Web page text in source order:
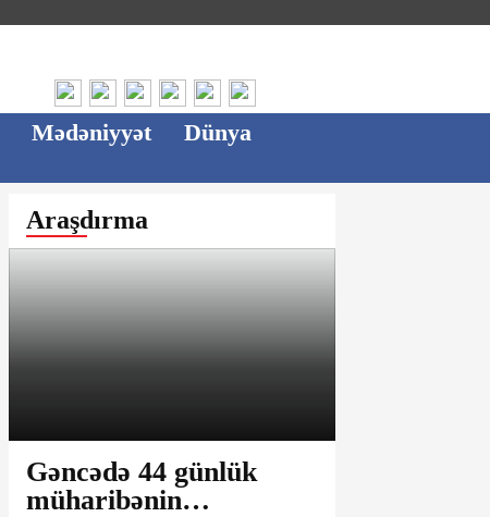
Mədəniyyət
Dünya
Araşdırma
Gəncədə 44 günlük
müharibənin